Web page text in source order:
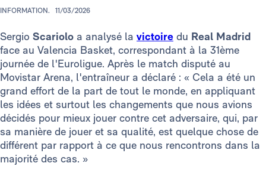
INFORMATION. 11/03/2026
Sergio Scariolo a analysé la victoire du Real Madrid
face au Valencia Basket, correspondant à la 31ème
journée de l'Euroligue. Après le match disputé au
Movistar Arena, l'entraîneur a déclaré : « Cela a été un
grand effort de la part de tout le monde, en appliquant
les idées et surtout les changements que nous avions
décidés pour mieux jouer contre cet adversaire, qui, par
sa manière de jouer et sa qualité, est quelque chose de
différent par rapport à ce que nous rencontrons dans la
majorité des cas. »